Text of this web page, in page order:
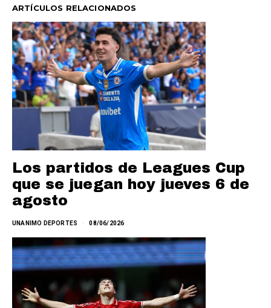
ARTÍCULOS RELACIONADOS
Los partidos de Leagues Cup
que se juegan hoy jueves 6 de
agosto
UNANIMO DEPORTES 08/06/2026